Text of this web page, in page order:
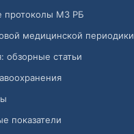
протоколы МЗ РБ
медицинской периодики
обзорные статьи
показатели